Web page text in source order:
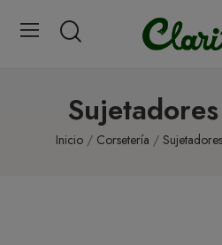
Inicio Corsetería Sujetadores